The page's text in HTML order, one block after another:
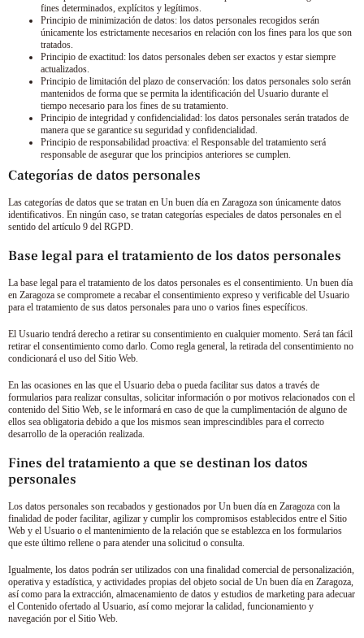
fines determinados, explícitos y legítimos.
Principio de minimización de datos: los datos personales recogidos serán
únicamente los estrictamente necesarios en relación con los fines para los que son
tratados.
Principio de exactitud: los datos personales deben ser exactos y estar siempre
actualizados.
Principio de limitación del plazo de conservación: los datos personales solo serán
mantenidos de forma que se permita la identificación del Usuario durante el
tiempo necesario para los fines de su tratamiento.
Principio de integridad y confidencialidad: los datos personales serán tratados de
manera que se garantice su seguridad y confidencialidad.
Principio de responsabilidad proactiva: el Responsable del tratamiento será
responsable de asegurar que los principios anteriores se cumplen.
Categorías de datos personales
Las categorías de datos que se tratan en Un buen día en Zaragoza son únicamente datos
identificativos. En ningún caso, se tratan categorías especiales de datos personales en el
sentido del artículo 9 del RGPD.
Base legal para el tratamiento de los datos personales
La base legal para el tratamiento de los datos personales es el consentimiento. Un buen día
en Zaragoza se compromete a recabar el consentimiento expreso y verificable del Usuario
para el tratamiento de sus datos personales para uno o varios fines específicos.
El Usuario tendrá derecho a retirar su consentimiento en cualquier momento. Será tan fácil
retirar el consentimiento como darlo. Como regla general, la retirada del consentimiento no
condicionará el uso del Sitio Web.
En las ocasiones en las que el Usuario deba o pueda facilitar sus datos a través de
formularios para realizar consultas, solicitar información o por motivos relacionados con el
contenido del Sitio Web, se le informará en caso de que la cumplimentación de alguno de
ellos sea obligatoria debido a que los mismos sean imprescindibles para el correcto
desarrollo de la operación realizada.
Fines del tratamiento a que se destinan los datos
personales
Los datos personales son recabados y gestionados por Un buen día en Zaragoza con la
finalidad de poder facilitar, agilizar y cumplir los compromisos establecidos entre el Sitio
Web y el Usuario o el mantenimiento de la relación que se establezca en los formularios
que este último rellene o para atender una solicitud o consulta.
Igualmente, los datos podrán ser utilizados con una finalidad comercial de personalización,
operativa y estadística, y actividades propias del objeto social de Un buen día en Zaragoza
así como para la extracción, almacenamiento de datos y estudios de marketing para adecuar
el Contenido ofertado al Usuario, así como mejorar la calidad, funcionamiento y
navegación por el Sitio Web.